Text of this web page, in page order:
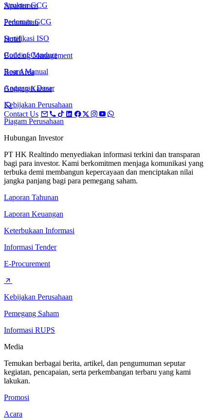
Struktur GCG
Pedoman GCG
Sertifikasi ISO
Code of Conduct
Board Manual
Anggaran Dasar
Kebijakan Perusahaan
Piagam Perusahaan
Hubungan Investor
PT HK Realtindo menyediakan informasi terkini dan transparan
bagi para investor. Kami berkomitmen menjaga komunikasi yang
terbuka demi membangun kepercayaan dan menciptakan nilai
jangka panjang bagi para pemegang saham.
Laporan Tahunan
Laporan Keuangan
Keterbukaan Informasi
Informasi Tender
E-Procurement
Kebijakan Perusahaan
Pemegang Saham
Informasi RUPS
Media
Temukan berbagai berita, artikel, dan pengumuman seputar
kegiatan, pencapaian, serta perkembangan terbaru yang kami
lakukan.
Promosi
Acara
Apartemen
Perumahan
Hotel
Building Management
Rest Area
Gedung Kantor
Contact Us